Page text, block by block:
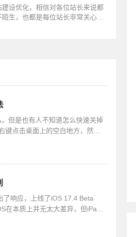
建设优化，相信对各位站长来说都
陌生，也都是每位站长非常关心的
但是也有人不知道怎么快速关掉
键点击桌面上的空白地方，然后
了响应，上线了iOS 17.4 Beta
在本质上并无太大差异，但iPad